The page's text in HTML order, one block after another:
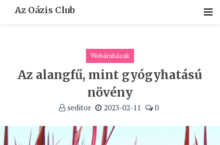
Az Oázis Club
Webáruházak
Az alangfű, mint gyógyhatású
növény
seditor 2023-02-11 0